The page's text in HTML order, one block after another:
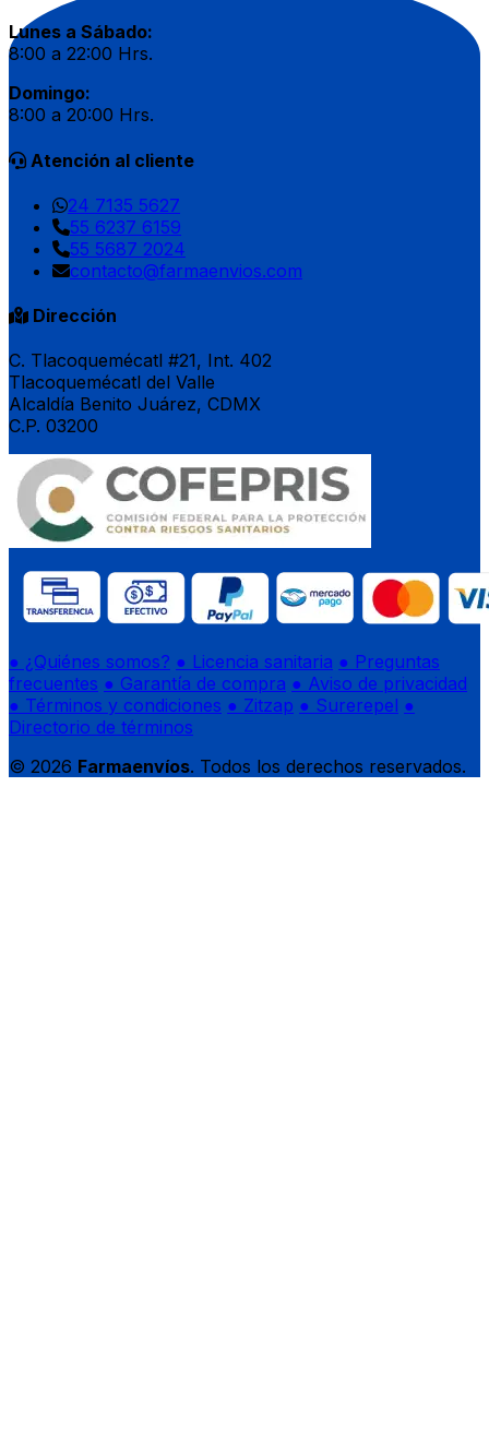
Lunes a Sábado:
8:00 a 22:00 Hrs.
Domingo:
8:00 a 20:00 Hrs.
Atención al cliente
24 7135 5627
55 6237 6159
55 5687 2024
contacto@farmaenvios.com
Dirección
C. Tlacoquemécatl #21, Int. 402
Tlacoquemécatl del Valle
Alcaldía Benito Juárez, CDMX
C.P. 03200
● ¿Quiénes somos? ● Licencia sanitaria ● Preguntas
frecuentes ● Garantía de compra ● Aviso de privacidad
● Términos y condiciones ● Zitzap ● Surerepel ●
Directorio de términos
© 2026 Farmaenvíos. Todos los derechos reservados.